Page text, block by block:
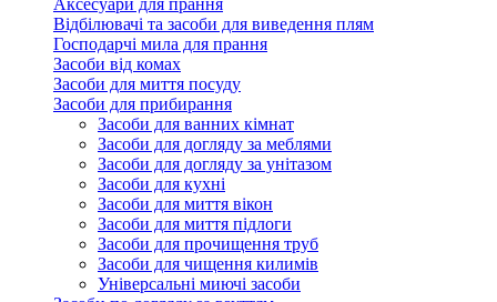
Аксесуари для прання
Відбілювачі та засоби для виведення плям
Господарчі мила для прання
Засоби від комах
Засоби для миття посуду
Засоби для прибирання
Засоби для ванних кімнат
Засоби для догляду за меблями
Засоби для догляду за унітазом
Засоби для кухні
Засоби для миття вікон
Засоби для миття підлоги
Засоби для прочищення труб
Засоби для чищення килимів
Універсальні миючі засоби